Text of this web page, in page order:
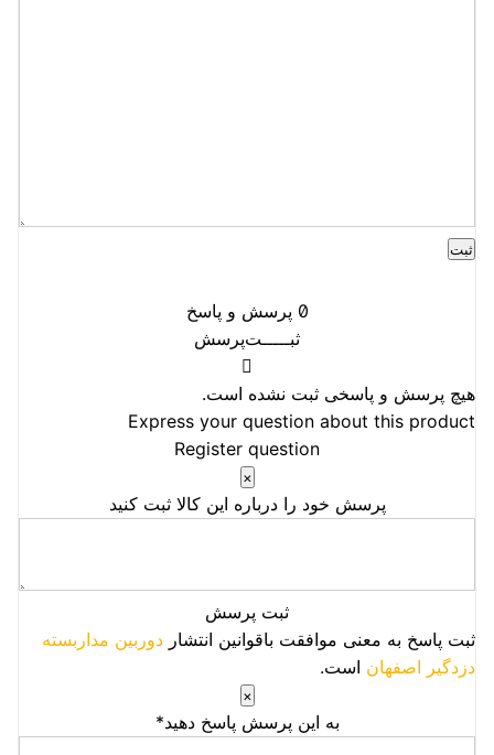
0 پرسش و پاسخ
ثبـــــت‌پرسش
هیچ پرسش و پاسخی ثبت نشده است.
Express your question about this product
Register question
×
پرسش خود را درباره این کالا ثبت کنید
ثبت پرسش
ثبت پاسخ به معنی موافقت باقوانین انتشار دوربین مداربسته
دزدگیر اصفهان است.
×
به این پرسش پاسخ دهید*